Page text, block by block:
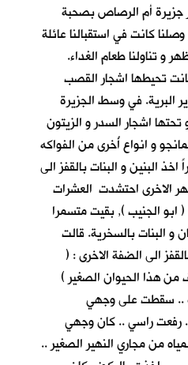
جزيرة أم الرصاص بصحبة
كانت في استقبالنا عائلة
و تناولنا طعام الغداء.
تحيطها اشجار القصب
البرية. في وسط الجزيرة
تحتها اشجار السدر و الزيتون
و انواع أُخرى من الفواكه
البنين و البنات بالقفز الى
الاخرى احتشدت العشرات
الجنيب ), بقيت متسمرا
و البنات بالسخرية. قالت
الى الضفة الاخرى : (
هذا الحيوان الصغير )
.. سقطت على وجهي
رفعت راسي .. كان وجهي
من مجاري النهير الصغير ..